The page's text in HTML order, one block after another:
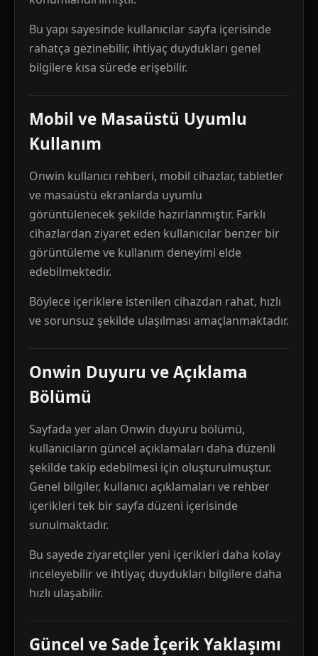
Bu yapı sayesinde kullanıcılar sayfa içerisinde
rahatça gezinebilir, ihtiyaç duydukları genel
bilgilere kısa sürede erişebilir.
Mobil ve Masaüstü Uyumlu
Kullanım
Onwin kullanıcı rehberi, mobil cihazlar, tabletler
ve masaüstü ekranlarda uyumlu
görüntülenecek şekilde hazırlanmıştır. Farklı
cihazlardan ziyaret eden kullanıcılar benzer bir
görüntüleme ve kullanım deneyimi elde
edebilmektedir.
Böylece içeriklere istenilen cihazdan rahat, hızlı
ve sorunsuz şekilde ulaşılması amaçlanmaktadır.
Onwin Duyuru ve Açıklama
Bölümü
Sayfada yer alan Onwin duyuru bölümü,
kullanıcıların güncel açıklamaları daha düzenli
şekilde takip edebilmesi için oluşturulmuştur.
Genel bilgiler, kullanıcı açıklamaları ve rehber
içerikleri tek bir sayfa düzeni içerisinde
sunulmaktadır.
Bu sayede ziyaretçiler yeni içerikleri daha kolay
inceleyebilir ve ihtiyaç duydukları bilgilere daha
hızlı ulaşabilir.
Güncel ve Sade İçerik Yaklaşımı